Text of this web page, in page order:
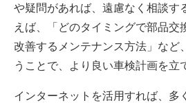
や疑問があれば、遠慮なく相談す
えば、「どのタイミングで部品交
改善するメンテナンス方法」など
うことで、より良い車検計画を立
インターネットを活用すれば、多